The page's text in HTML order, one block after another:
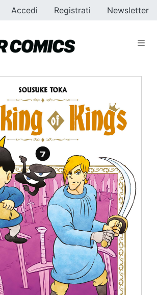
Accedi Registrati Newsletter